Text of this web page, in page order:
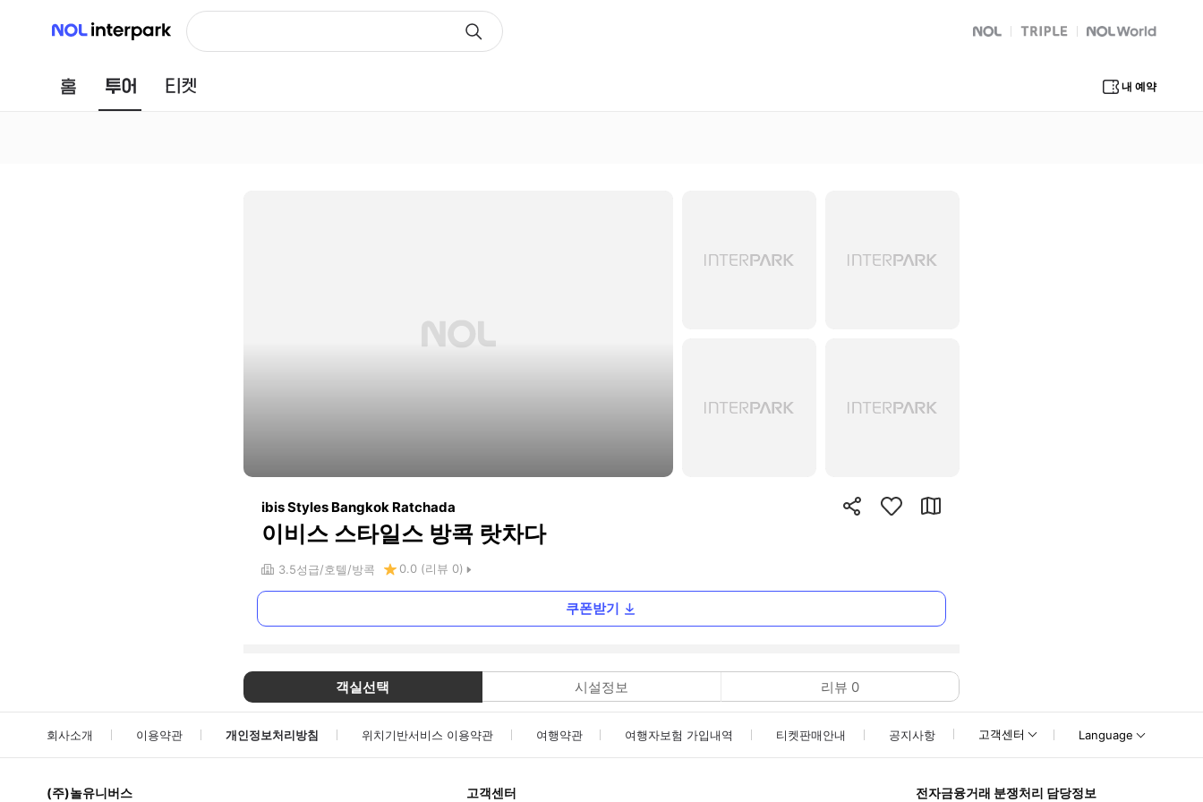
NOL 인터파크
NOL
트리플 Global Interpark
홈 투어 내 예약
ibis Styles Bangkok Ratchada
이비스 스타일스 방콕 랏차다
3.5성급 호텔 방콕 0.0 (리뷰 0)
쿠폰받기
객실선택 시설정보 리뷰 0
회사소개 이용약관 개인정보처리방침 위치기반서비스 이용약관 여행약관 여행자보험 가입내역 티켓판매안내 공지사항 고객센터 Language
(주)놀유니버스 고객센터 전자금융거래 분쟁처리 담당정보